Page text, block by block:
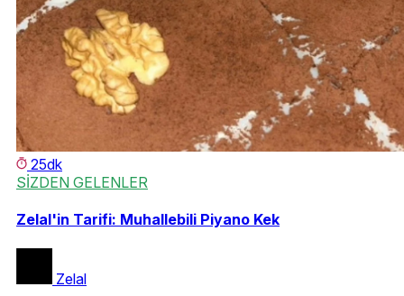
25dk
SİZDEN GELENLER
Zelal'in Tarifi: Muhallebili Piyano Kek
Zelal